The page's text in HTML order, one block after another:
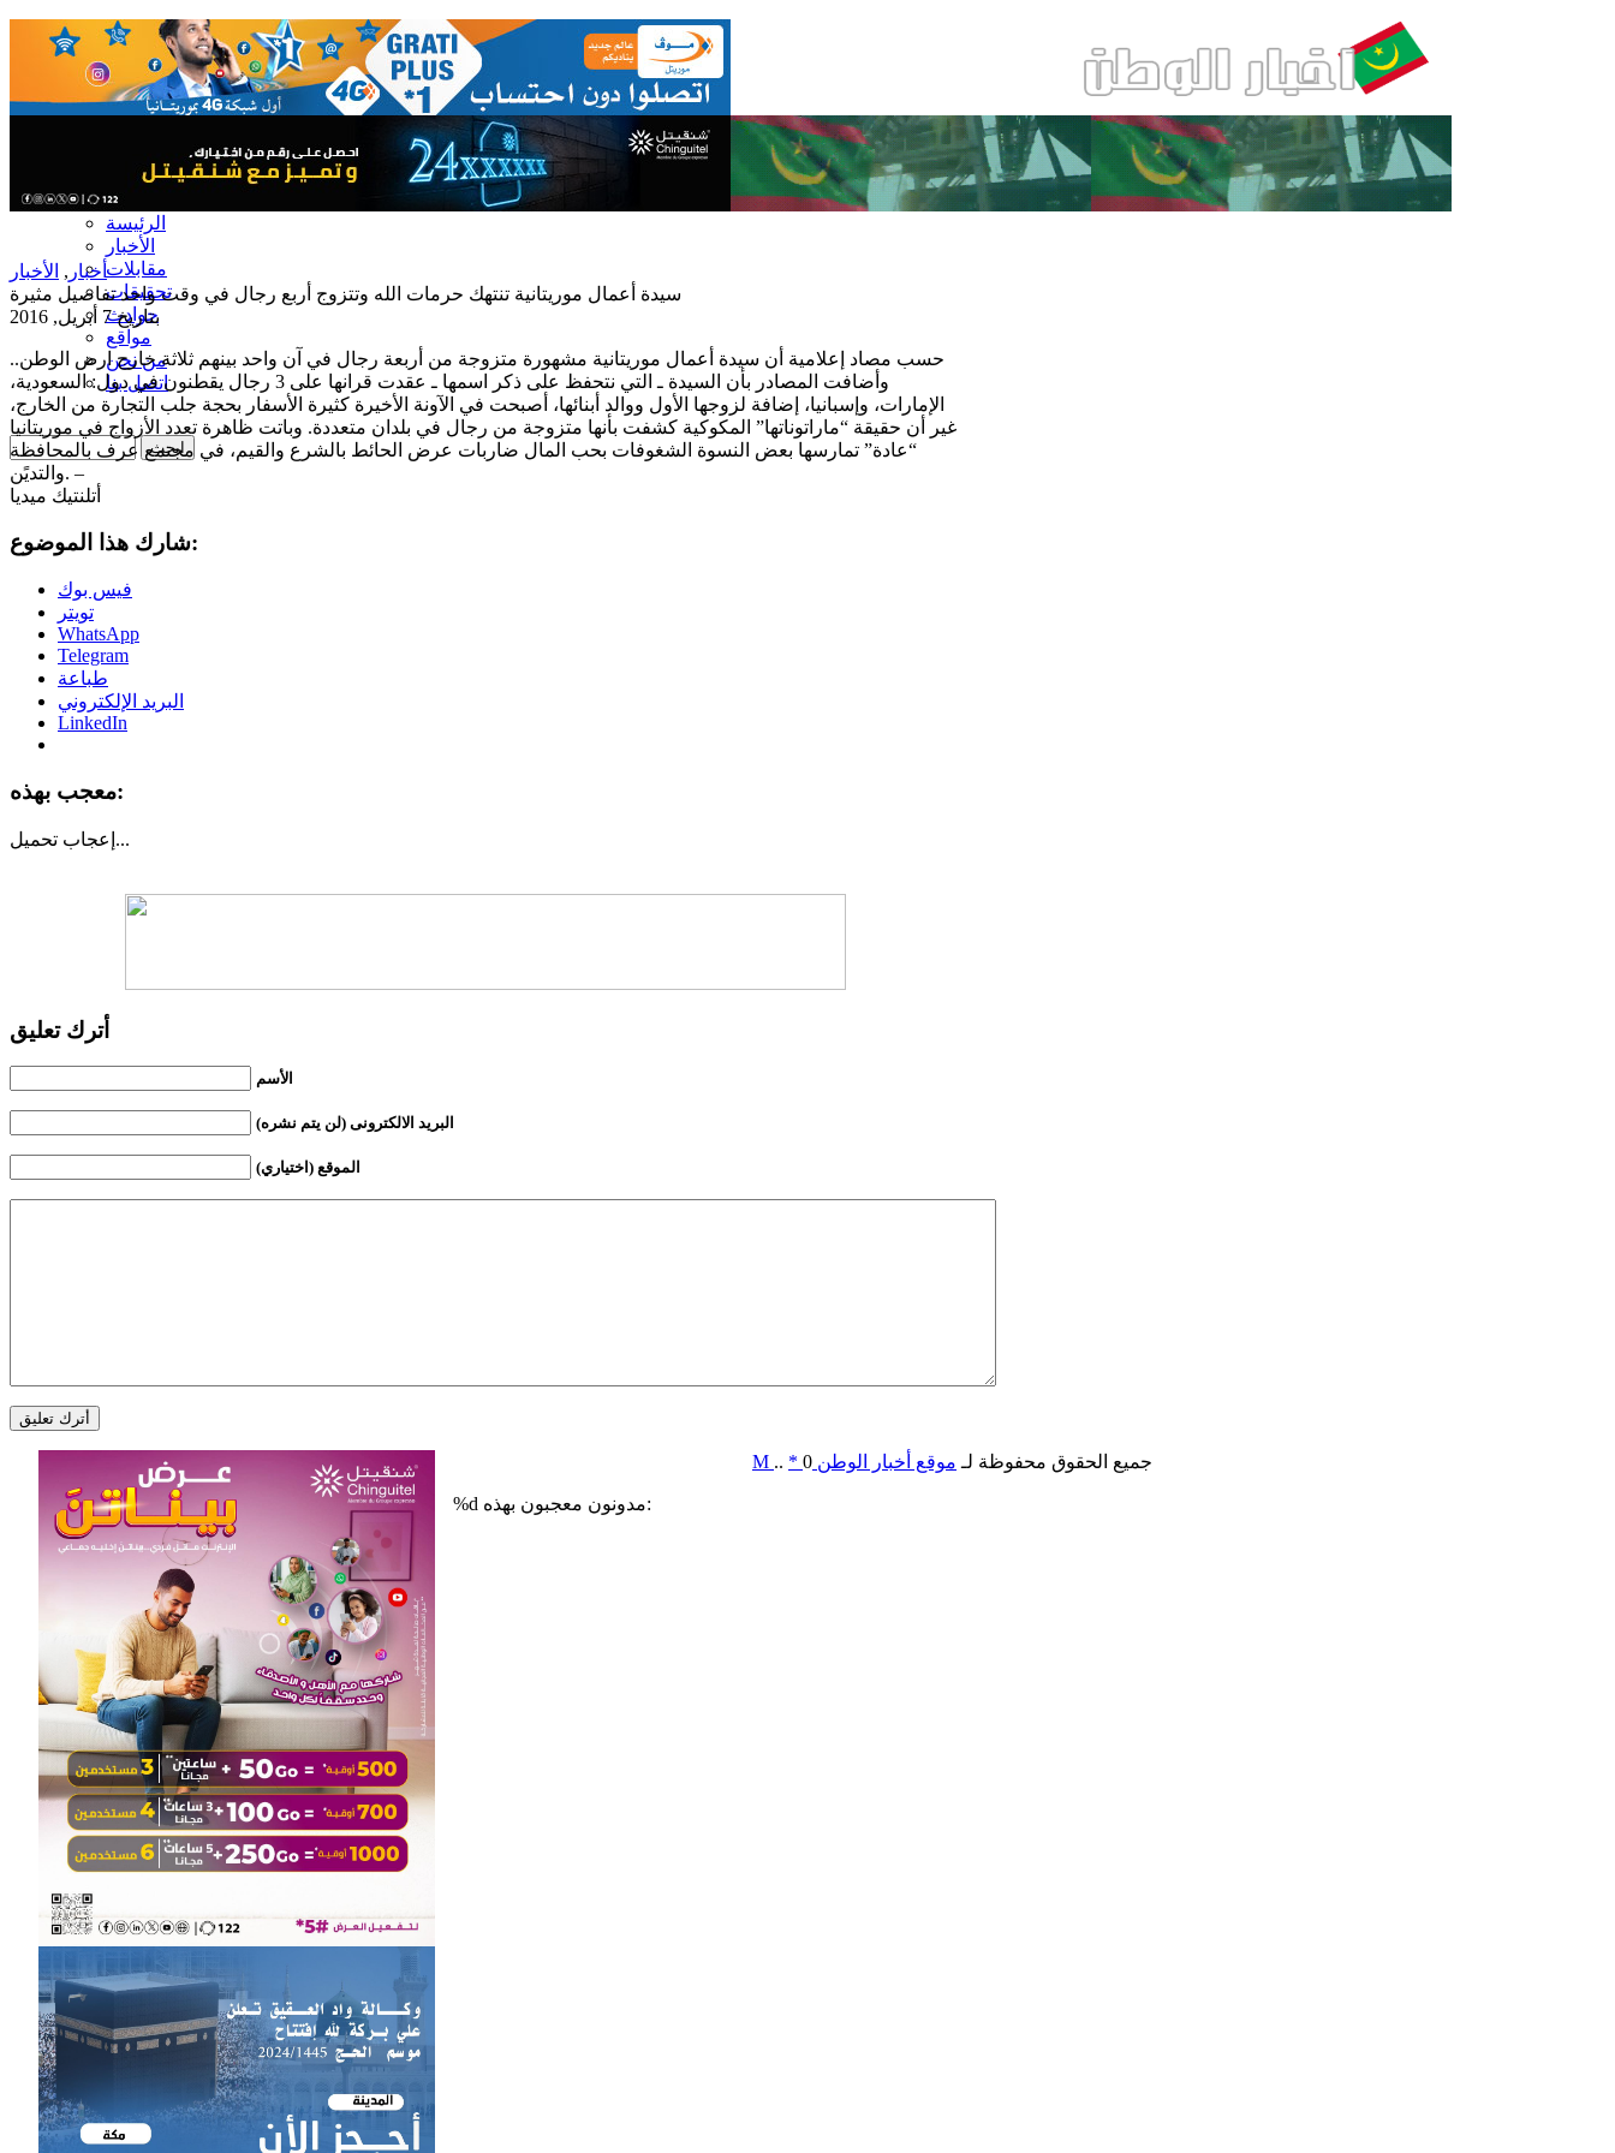
الرئيسة
الأخبار
مقابلات
تحقيقات
حوادث
مواقع
من نحن
اتصل بنا
أخبار , الأخبار
سيدة أعمال موريتانية تنتهك حرمات الله وتتزوج أربع رجال في وقت واحد تفاصيل مثيرة
بتاريخ 7 أبريل, 2016
حسب مصاد إعلامية أن سيدة أعمال موريتانية مشهورة متزوجة من أربعة رجال في آن واحد بينهم ثلاثة خارج ارض الوطن..
وأضافت المصادر بأن السيدة ـ التي نتحفظ على ذكر اسمها ـ عقدت قرانها على 3 رجال يقطنون في دول: السعودية،
الإمارات، وإسبانيا، إضافة لزوجها الأول ووالد أبنائها، أصبحت في الآونة الأخيرة كثيرة الأسفار بحجة جلب التجارة من الخارج،
غير أن حقيقة “ماراتوناتها” المكوكية كشفت بأنها متزوجة من رجال في بلدان متعددة. وباتت ظاهرة تعدد الأزواج في موريتانيا
“عادة” تمارسها بعض النسوة الشغوفات بحب المال ضاربات عرض الحائط بالشرع والقيم، في مجتمع عرف بالمحافظة
والتديًن. –
أتلنتيك ميديا
شارك هذا الموضوع:
فيس بوك
تويتر
WhatsApp
Telegram
طباعة
البريد الإلكتروني
LinkedIn
معجب بهذه:
إعجاب تحميل...
أترك تعليق
الأسم
البريد الالكترونى (لن يتم نشره)
الموقع (اختياري)
M .. * جميع الحقوق محفوظة لـ موقع أخبار الوطن 0
%d مدونون معجبون بهذه: